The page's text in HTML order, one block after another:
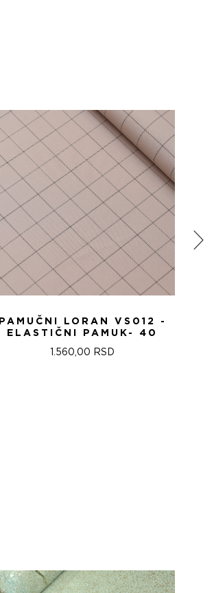
PAMUČNI LORAN VS012 -
ELASTIČNI PAMUK- 40
1.560,00 RSD